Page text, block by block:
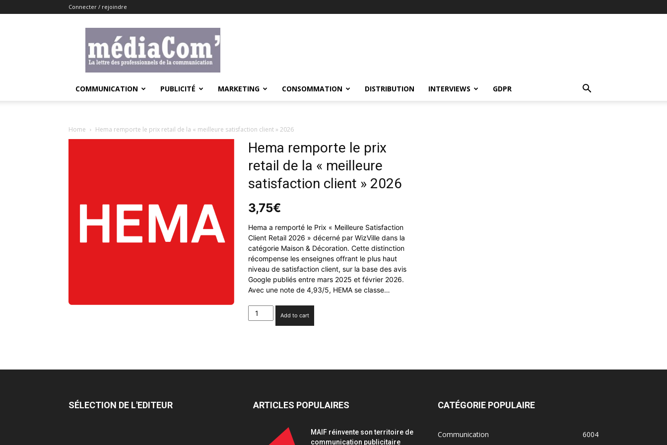
Connecter / rejoindre
COMMUNICATION PUBLICITÉ MARKETING CONSOMMATION DISTRIBUTION INTERVIEWS GDPR
Home Hema remporte le prix retail de la « meilleure satisfaction client » 2026
Hema remporte le prix
retail de la « meilleure
satisfaction client » 2026
3,75€
Hema a remporté le Prix « Meilleure Satisfaction
Client Retail 2026 » décerné par WizVille dans la
catégorie Maison & Décoration. Cette distinction
récompense les enseignes offrant le plus haut
niveau de satisfaction client, sur la base des avis
Google publiés entre mars 2025 et février 2026.
Avec une note de 4,93/5, HEMA se classe…
Hema
remporte
client"
Add to cart
SÉLECTION DE L'EDITEUR ARTICLES POPULAIRES
MAIF réinvente son territoire de
communication publicitaire
CATÉGORIE POPULAIRE
Communication
6004